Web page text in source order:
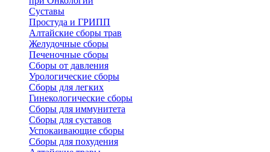
Суставы
Простуда и ГРИПП
Алтайские сборы трав
Желудочные сборы
Печеночные сборы
Сборы от давления
Урологические сборы
Сборы для легких
Гинекологические сборы
Сборы для иммунитета
Сборы для суставов
Успокаивающие сборы
Сборы для похудения